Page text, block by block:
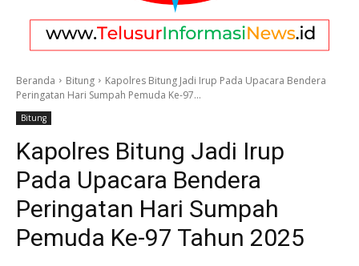
Beranda Bitung
Kapolres Bitung Jadi Irup Pada Upacara Bendera
Peringatan Hari Sumpah Pemuda Ke-97...
Bitung
Kapolres Bitung Jadi Irup
Pada Upacara Bendera
Peringatan Hari Sumpah
Pemuda Ke-97 Tahun 2025